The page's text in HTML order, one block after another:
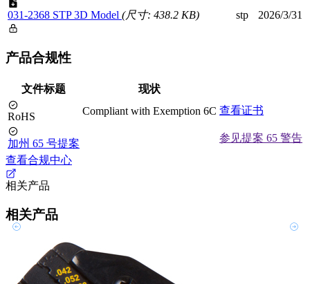
031-2368 STP 3D Model (尺寸: 438.2 KB) stp 2026/3/31
产品合规性
文件标题 现状
RoHS Compliant with Exemption 6C 查看证书
加州 65 号提案
参见提案 65 警告
查看合规中心
相关产品
相关产品